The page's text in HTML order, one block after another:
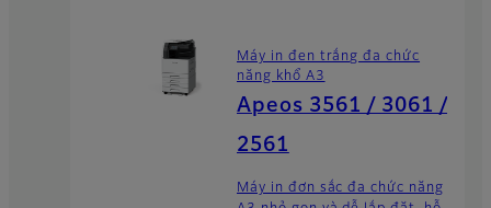
Máy in đen trắng đa chức
năng khổ A3
Apeos 3561 / 3061 /
2561
Máy in đơn sắc đa chức năng